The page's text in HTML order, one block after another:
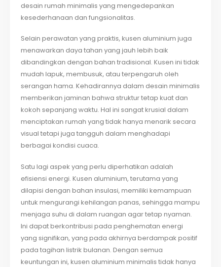
desain rumah minimalis yang mengedepankan
kesederhanaan dan fungsionalitas.
Selain perawatan yang praktis, kusen aluminium juga
menawarkan daya tahan yang jauh lebih baik
dibandingkan dengan bahan tradisional. Kusen ini tidak
mudah lapuk, membusuk, atau terpengaruh oleh
serangan hama. Kehadirannya dalam desain minimalis
memberikan jaminan bahwa struktur tetap kuat dan
kokoh sepanjang waktu. Hal ini sangat krusial dalam
menciptakan rumah yang tidak hanya menarik secara
visual tetapi juga tangguh dalam menghadapi
berbagai kondisi cuaca.
Satu lagi aspek yang perlu diperhatikan adalah
efisiensi energi. Kusen aluminium, terutama yang
dilapisi dengan bahan insulasi, memiliki kemampuan
untuk mengurangi kehilangan panas, sehingga mampu
menjaga suhu di dalam ruangan agar tetap nyaman.
Ini dapat berkontribusi pada penghematan energi
yang signifikan, yang pada akhirnya berdampak positif
pada tagihan listrik bulanan. Dengan semua
keuntungan ini, kusen aluminium minimalis tidak hanya